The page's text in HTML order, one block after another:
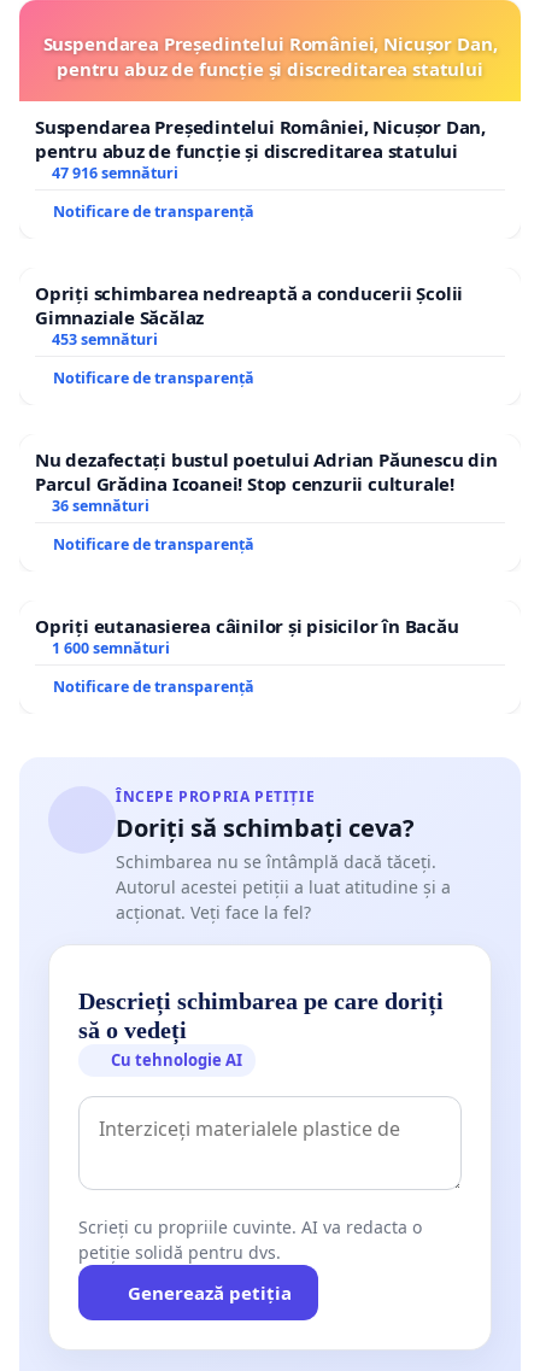
Suspendarea Președintelui României, Nicușor Dan,
pentru abuz de funcție și discreditarea statului
Suspendarea Președintelui României, Nicușor Dan,
pentru abuz de funcție și discreditarea statului
47 916 semnături
Notificare de transparență
Opriți schimbarea nedreaptă a conducerii Școlii
Gimnaziale Săcălaz
453 semnături
Notificare de transparență
Nu dezafectați bustul poetului Adrian Păunescu din
Parcul Grădina Icoanei! Stop cenzurii culturale!
36 semnături
Notificare de transparență
Opriți eutanasierea câinilor și pisicilor în Bacău
1 600 semnături
Notificare de transparență
ÎNCEPE PROPRIA PETIȚIE
Doriți să schimbați ceva?
Schimbarea nu se întâmplă dacă tăceți.
Autorul acestei petiții a luat atitudine și a
acționat. Veți face la fel?
Descrieți schimbarea pe care doriți
să o vedeți
Cu tehnologie AI
Scrieți cu propriile cuvinte. AI va redacta o
petiție solidă pentru dvs.
Generează petiția